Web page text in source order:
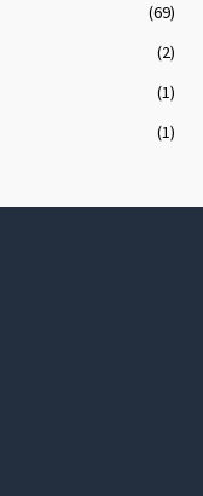
(69)
(2)
(1)
(1)